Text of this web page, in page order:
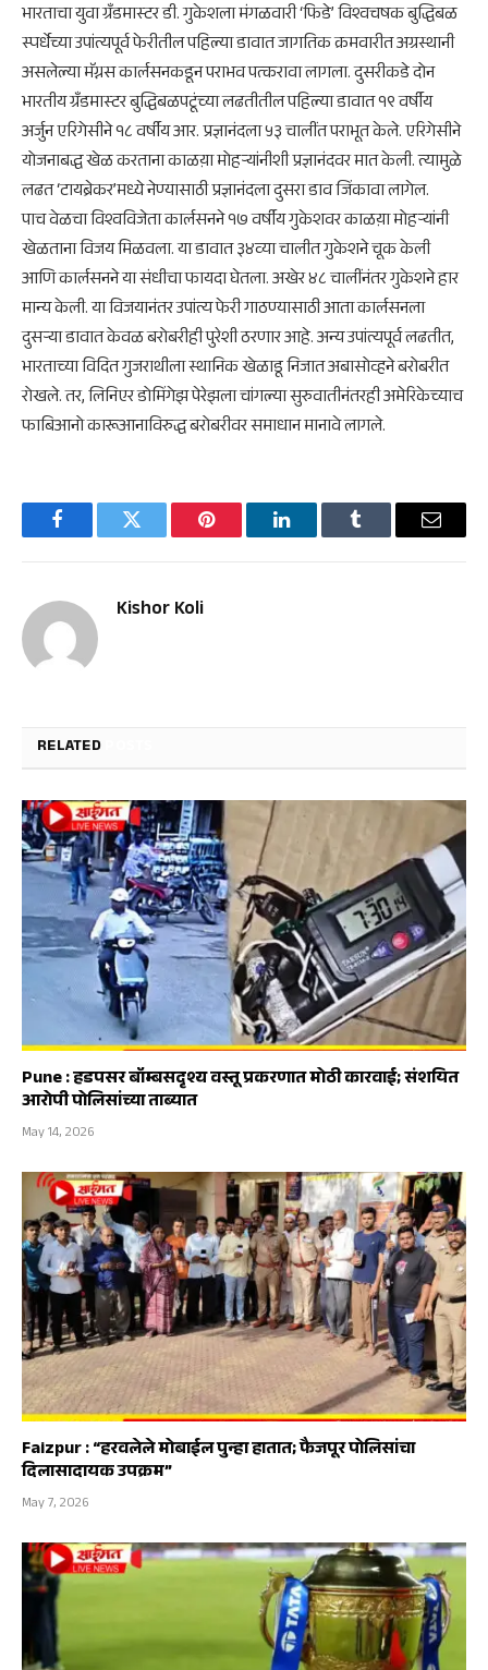
भारताचा युवा ग्रँडमास्टर डी. गुकेशला मंगळवारी ‘फिडे’ विश्वचषक बुद्धिबळ
स्पर्धेच्या उपांत्यपूर्व फेरीतील पहिल्या डावात जागतिक क्रमवारीत अग्रस्थानी
असलेल्या मॅग्नस कार्लसनकडून पराभव पत्करावा लागला. दुसरीकडे दोन
भारतीय ग्रँडमास्टर बुद्धिबळपटूंच्या लढतीतील पहिल्या डावात १९ वर्षीय
अर्जुन एरिगेसीने १८ वर्षीय आर. प्रज्ञानंदला ५३ चालींत पराभूत केले. एरिगेसीने
योजनाबद्ध खेळ करताना काळय़ा मोहऱ्यांनीशी प्रज्ञानंदवर मात केली. त्यामुळे
लढत ‘टायब्रेकर’मध्ये नेण्यासाठी प्रज्ञानंदला दुसरा डाव जिंकावा लागेल.
पाच वेळचा विश्वविजेता कार्लसनने १७ वर्षीय गुकेशवर काळय़ा मोहऱ्यांनी
खेळताना विजय मिळवला. या डावात ३४व्या चालीत गुकेशने चूक केली
आणि कार्लसनने या संधीचा फायदा घेतला. अखेर ४८ चालींनंतर गुकेशने हार
मान्य केली. या विजयानंतर उपांत्य फेरी गाठण्यासाठी आता कार्लसनला
दुसऱ्या डावात केवळ बरोबरीही पुरेशी ठरणार आहे. अन्य उपांत्यपूर्व लढतीत,
भारताच्या विदित गुजराथीला स्थानिक खेळाडू निजात अबासोव्हने बरोबरीत
रोखले. तर, लिनिएर डोमिंगेझ पेरेझला चांगल्या सुरुवातीनंतरही अमेरिकेच्याच
फाबिआनो कारूआनाविरुद्ध बरोबरीवर समाधान मानावे लागले.
FacebookTwitter Pinterest LinkedInTumblr Email
Kishor Koli
RELATED
Pune : हडपसर बॉम्बसदृश्य वस्तू प्रकरणात मोठी कारवाई; संशयित
आरोपी पोलिसांच्या ताब्यात
May 14, 2026
Faizpur : “हरवलेले मोबाईल पुन्हा हातात; फैजपूर पोलिसांचा
दिलासादायक उपक्रम”
May 7, 2026